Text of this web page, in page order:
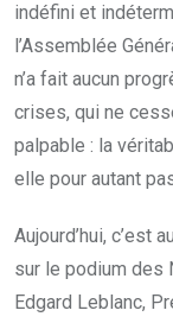
indéfini et
l’Assemblée
n’a fait aucun
crises, qui ne
palpable : la
elle pour autant
Aujourd’hui, c’est
sur le podium des
Edgard Leblanc,